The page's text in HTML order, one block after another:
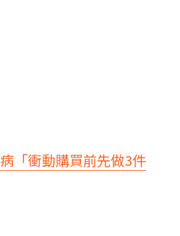
「衝動購買前先做3件